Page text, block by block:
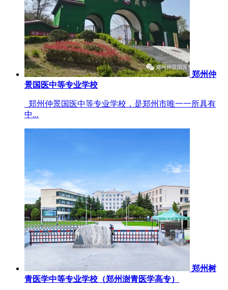
郑州仲
景国医中等专业学校
郑州仲景国医中等专业学校，是郑州市唯一一所具有
中...
郑州树
青医学中等专业学校（郑州澍青医学高专）